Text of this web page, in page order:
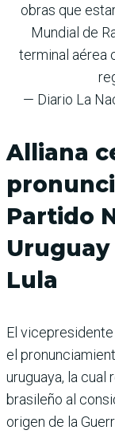
obras que
Mundial de
terminal aérea
— Diario La
Alliana
Partido
Lula
El
el
uruguaya, la cual
brasileño al
origen de la